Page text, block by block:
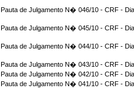
Pauta de Julgamento N� 046/10 - CRF -
Pauta de Julgamento N� 045/10 - CRF -
Pauta de Julgamento N� 044/10 - CRF -
Pauta de Julgamento N� 043/10 - CRF -
Pauta de Julgamento N� 042/10 - CRF -
Pauta de Julgamento N� 041/10 - CRF -